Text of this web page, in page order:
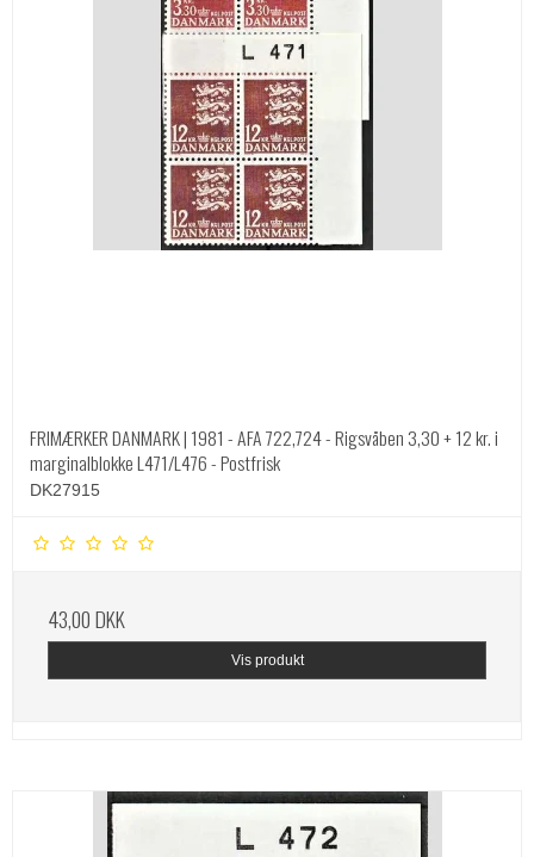
FRIMÆRKER DANMARK | 1981 - AFA 722,724 - Rigsvåben 3,30 + 12 kr. i
marginalblokke L471/L476 - Postfrisk
DK27915
43,00 DKK
Vis produkt